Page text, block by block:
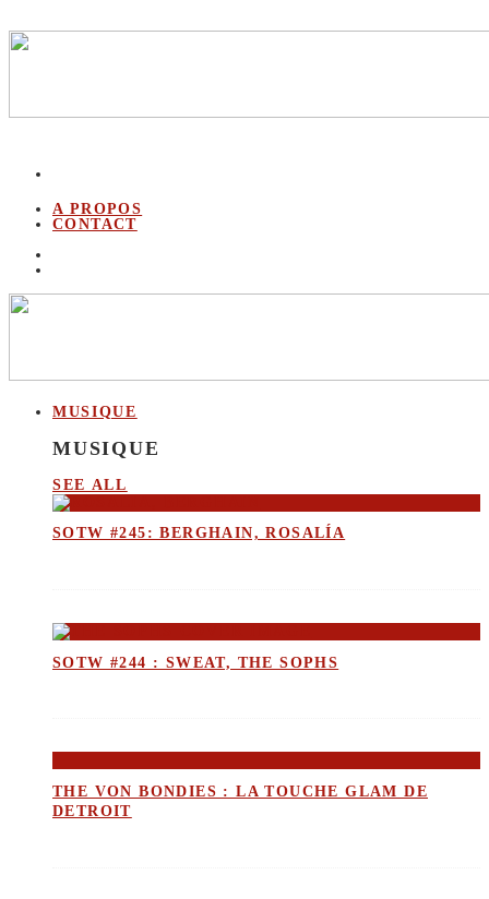
A PROPOS
CONTACT
MUSIQUE
MUSIQUE
SEE ALL
SOTW #245: BERGHAIN, ROSALÍA
SOTW #244 : SWEAT, THE SOPHS
THE VON BONDIES : LA TOUCHE GLAM DE
DETROIT